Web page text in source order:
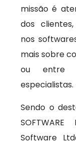
missão é
dos
nos
mais sobre
ou entre
especialistas.
Sendo o
Software